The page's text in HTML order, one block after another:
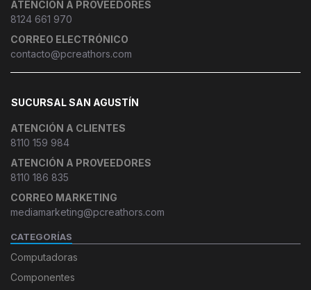
ATENCIÓN A PROVEEDORES
8124 661 970
CORREO ELECTRÓNICO
contacto@pcreathors.com
SUCURSAL SAN AGUSTÍN
ATENCIÓN A CLIENTES
8110 159 984
ATENCIÓN A PROVEEDORES
8110 186 835
CORREO MARKETING
mediamarketing@pcreathors.com
CATEGORÍAS
Computadoras
Componentes